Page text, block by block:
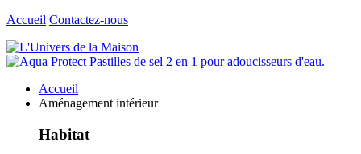
Accueil Contactez-nous
Accueil
Aménagement intérieur
Habitat